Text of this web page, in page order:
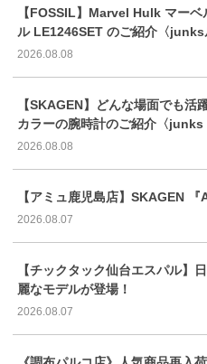
【FOSSIL】Marvel Hulk マー
ル LE1246SET のご紹介〈junks
2026.08.08
【SKAGEN】どんな場面でも活
カラーの腕時計のご紹介〈junks
2026.08.08
【アミュ鹿児島店】SKAGEN
2026.08.07
【チックタック仙台エスパル】
麗なモデルが登場！
2026.08.07